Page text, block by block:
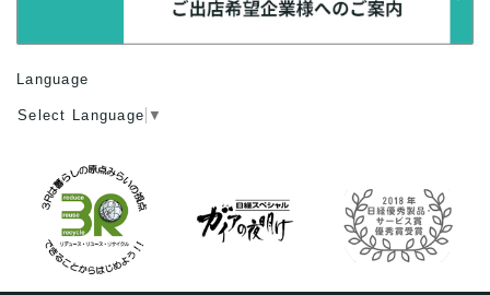
Language
Select Language ▼